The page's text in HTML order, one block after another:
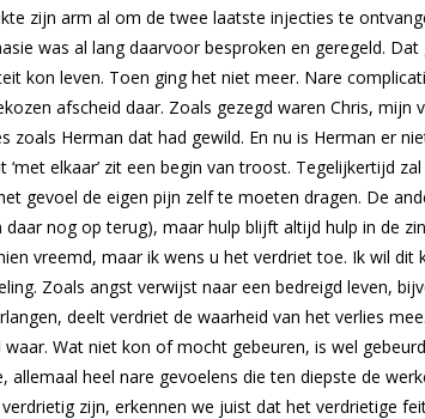
zijn arm al om de twee laatste injecties te
was al lang daarvoor besproken en geregeld. Dat
kon leven. Toen ging het niet meer. Nare
afscheid daar. Zoals gezegd waren Chris, mijn
zoals Herman dat had gewild. En nu is Herman er
elkaar’ zit een begin van troost. Tegelijkertijd
gevoel de eigen pijn zelf te moeten dragen. De
nog op terug), maar hulp blijft altijd hulp in de
vreemd, maar ik wens u het verdriet toe. Ik wil dit
Zoals angst verwijst naar een bedreigd leven,
deelt verdriet de waarheid van het verlies
Wat niet kon of mocht gebeuren, is wel
heel nare gevoelens die ten diepste de
zijn, erkennen we juist dat het verdrietige